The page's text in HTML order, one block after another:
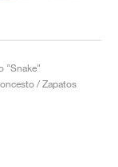
"Snake"
/ Zapatos